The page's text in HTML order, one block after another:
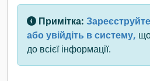
Примітка:
або увійдіть в систему,
до всієї інформації.